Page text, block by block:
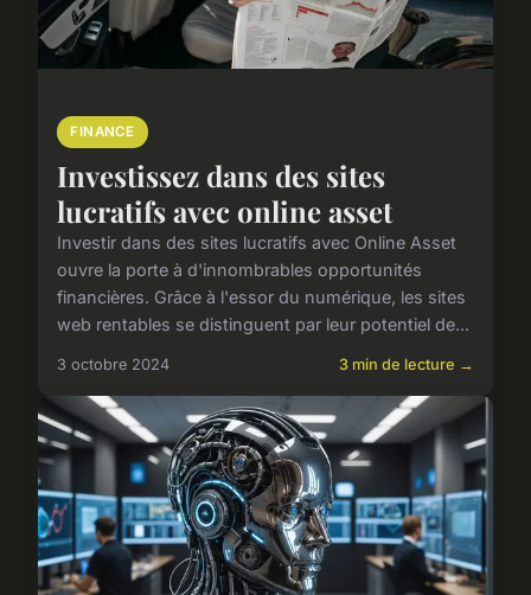
FINANCE
Investissez dans des sites
lucratifs avec online asset
Investir dans des sites lucratifs avec Online Asset
ouvre la porte à d'innombrables opportunités
financières. Grâce à l'essor du numérique, les sites
web rentables se distinguent par leur potentiel de...
3 octobre 2024 3 min de lecture →